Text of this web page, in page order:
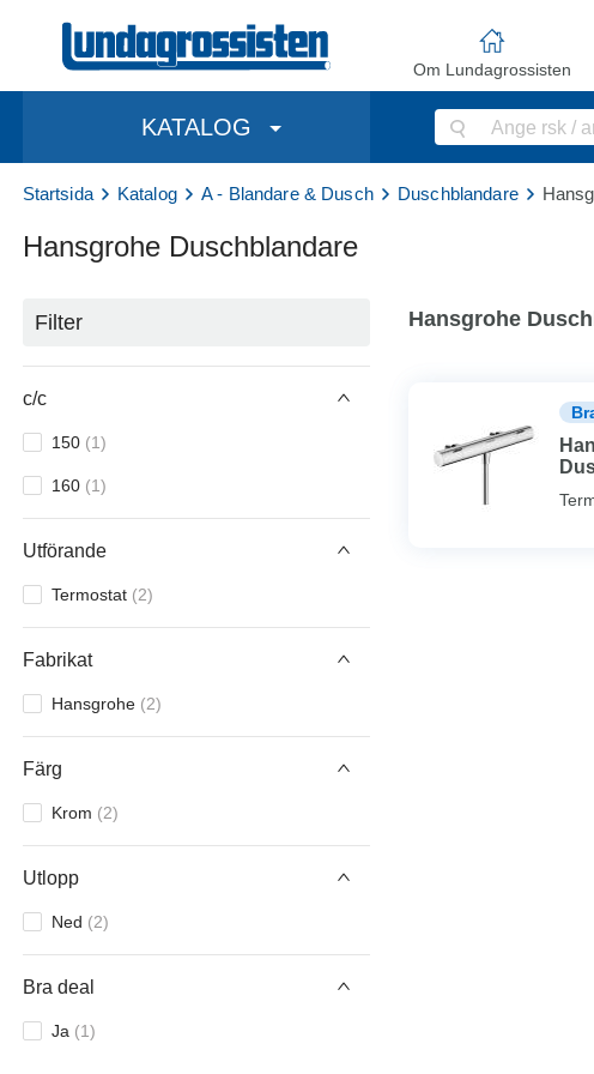
Om Lundagrossisten
KATALOG
Startsida Katalog A - Blandare & Dusch Duschblandare
Hansgrohe Duschblandare
Filter
c/c
150 (1)
160 (1)
Utförande
Termostat (2)
Fabrikat
Hansgrohe (2)
Färg
Krom (2)
Utlopp
Ned (2)
Bra deal
Ja (1)
Hansgrohe